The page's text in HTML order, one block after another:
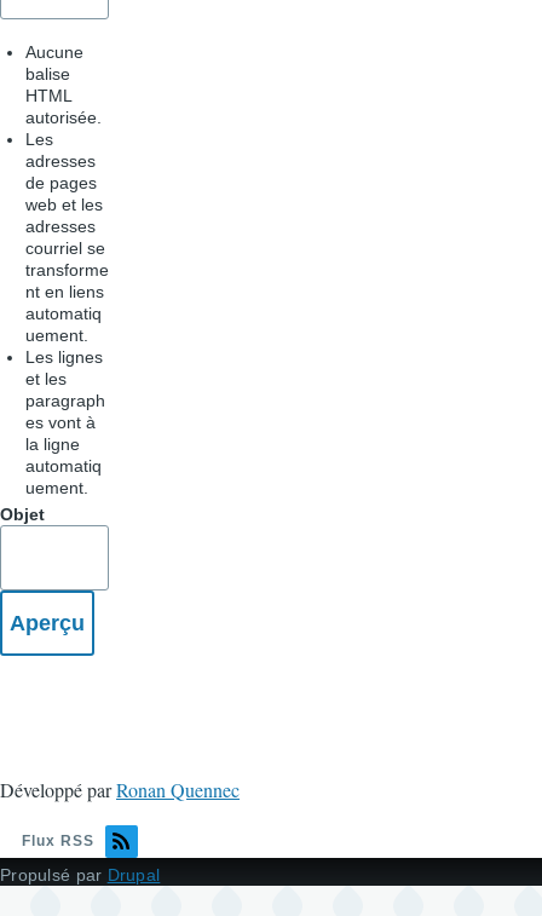
Aucune
balise
HTML
autorisée.
Les
adresses
de pages
web et les
adresses
courriel se
transforme
nt en liens
automatiq
uement.
Les lignes
et les
paragraph
es vont à
la ligne
automatiq
uement.
Objet
Développé parRonan Quennec
Flux RSS
Propulsé par Drupal